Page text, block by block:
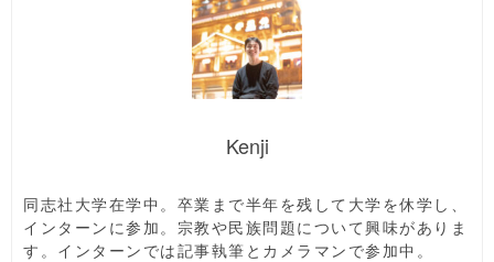
Kenji
同志社大学在学中。卒業まで半年を残して大学を休学し、
インターンに参加。宗教や民族問題について興味がありま
す。インターンでは記事執筆とカメラマンで参加中。